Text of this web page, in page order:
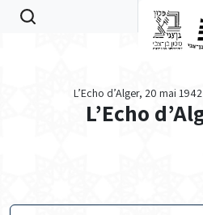
L’Echo d’Alger, 20 mai 1942
L’Echo